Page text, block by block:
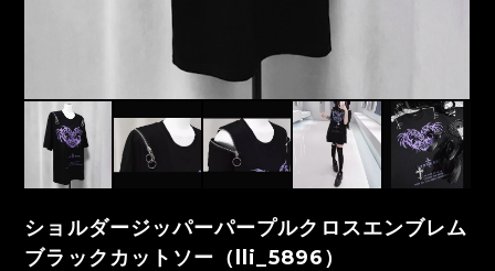
ショルダージッパーパープルクロスエンブレム
ブラックカットソー（lli_5896）